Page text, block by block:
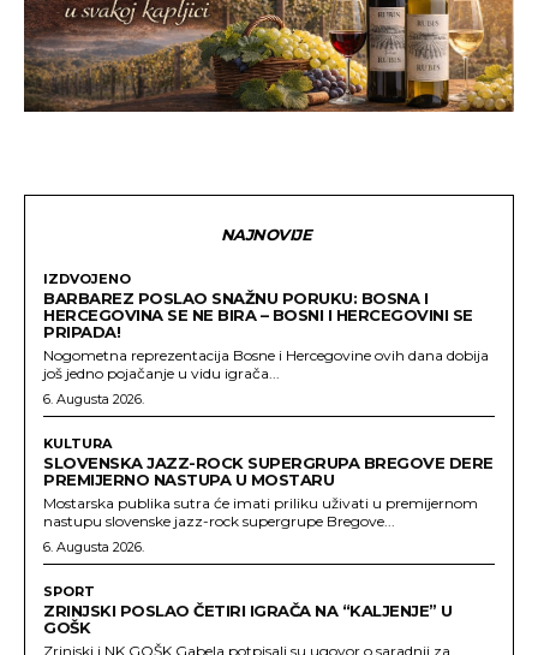
NAJNOVIJE
IZDVOJENO
BARBAREZ POSLAO SNAŽNU PORUKU: BOSNA I
HERCEGOVINA SE NE BIRA – BOSNI I HERCEGOVINI SE
PRIPADA!
Nogometna reprezentacija Bosne i Hercegovine ovih dana dobija
još jedno pojačanje u vidu igrača...
6. Augusta 2026.
KULTURA
SLOVENSKA JAZZ-ROCK SUPERGRUPA BREGOVE DERE
PREMIJERNO NASTUPA U MOSTARU
Mostarska publika sutra će imati priliku uživati u premijernom
nastupu slovenske jazz-rock supergrupe Bregove...
6. Augusta 2026.
SPORT
ZRINJSKI POSLAO ČETIRI IGRAČA NA “KALJENJE” U
GOŠK
Zrinjski i NK GOŠK Gabela potpisali su ugovor o saradnji za